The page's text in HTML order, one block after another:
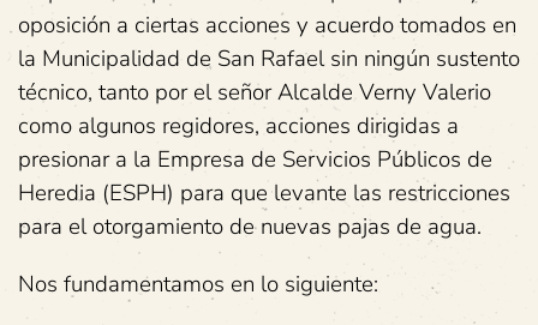
oposición a ciertas acciones y acuerdo tomados en
la Municipalidad de San Rafael sin ningún sustento
técnico, tanto por el señor Alcalde Verny Valerio
como algunos regidores, acciones dirigidas a
presionar a la Empresa de Servicios Públicos de
Heredia (ESPH) para que levante las restricciones
para el otorgamiento de nuevas pajas de agua.
Nos fundamentamos en lo siguiente: